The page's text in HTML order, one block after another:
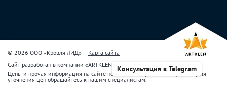
© 2026 ООО «Кровля ЛИД»
Карта сайта
Сайт разработан в компании «ARTKLEN
Цены и прочая информация на сайте не являются публичной офертой. Для
уточнения цен обращайтесь к нашим специалистам.
Консультация в Telegram